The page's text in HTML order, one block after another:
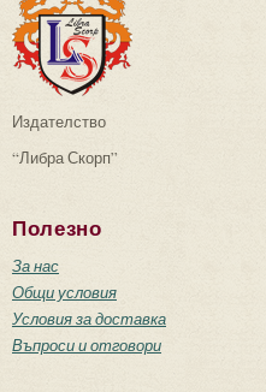
Издателство
“Либра Скорп”
Полезно
За нас
Общи условия
Условия за доставка
Въпроси и отговори